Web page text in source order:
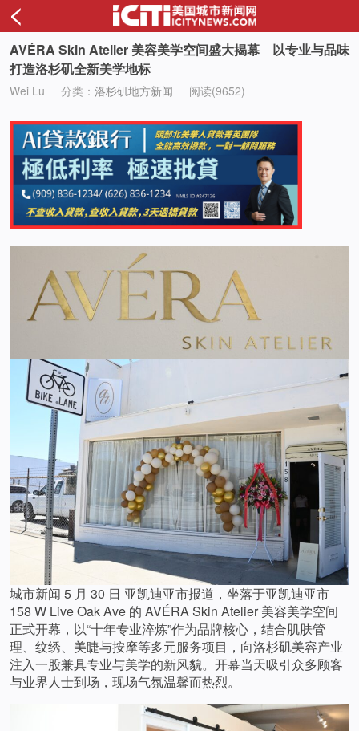
<
AVÉRA Skin Atelier 美容美学空间盛大揭幕 以专业与品味
打造洛杉矶全新美学地标
Wei Lu 分类： 洛杉矶地方新闻 阅读(9652)
城市新闻 5 月 30 日 亚凯迪亚市报道，坐落于亚凯迪亚市
158 W Live Oak Ave 的 AVÉRA Skin Atelier 美容美学空间
正式开幕，以“十年专业淬炼”作为品牌核心，结合肌肤管
理、纹绣、美睫与按摩等多元服务项目，向洛杉矶美容产业
注入一股兼具专业与美学的新风貌。开幕当天吸引众多顾客
与业界人士到场，现场气氛温馨而热烈。